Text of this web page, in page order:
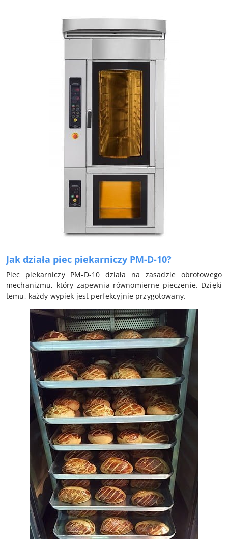
Jak działa piec piekarniczy PM-D-10?
Piec piekarniczy PM-D-10 działa na zasadzie obrotowego
mechanizmu, który zapewnia równomierne pieczenie. Dzięki
temu, każdy wypiek jest perfekcyjnie przygotowany.